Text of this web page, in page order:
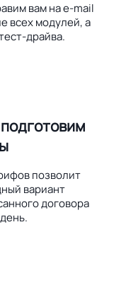
вам на e-mail
всех модулей, а
драйва.
позволит
вариант
договора